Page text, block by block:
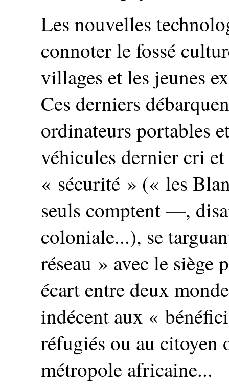
Les nouvelles
connoter le fossé
villages et les jeunes
Ces derniers
ordinateurs portables
véhicules dernier cri
« sécurité » (« les
seuls comptent —,
coloniale...), se
réseau » avec le siège
écart entre deux
indécent aux «
réfugiés ou au citoyen
métropole africaine...